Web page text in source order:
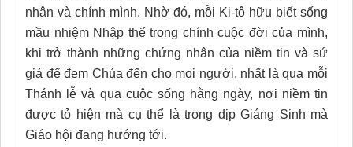
nhân và chính mình. Nhờ đó, mỗi Ki-tô hữu biết sống
mầu nhiệm Nhập thể trong chính cuộc đời của mình,
khi trở thành những chứng nhân của niềm tin và sứ
giả để đem Chúa đến cho mọi người, nhất là qua mỗi
Thánh lễ và qua cuộc sống hằng ngày, nơi niềm tin
được tỏ hiện mà cụ thể là trong dịp Giáng Sinh mà
Giáo hội đang hướng tới.